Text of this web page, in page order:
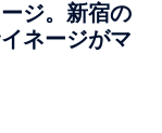
ジ。新宿の
ネージがマ